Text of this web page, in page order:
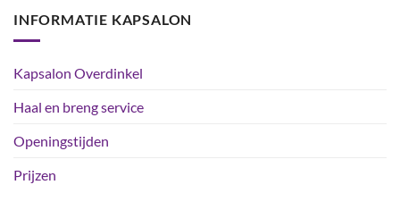
INFORMATIE KAPSALON
Kapsalon Overdinkel
Haal en breng service
Openingstijden
Prijzen